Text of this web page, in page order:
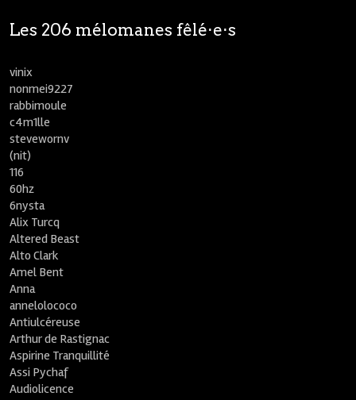
Les 206 mélomanes fêlé⋅e⋅s
vinix
nonmei9227
rabbimoule
c4m1lle
stevewornv
(nit)
116
60hz
6nysta
Alix Turcq
Altered Beast
Alto Clark
Amel Bent
Anna
annelolococo
Antiulcéreuse
Arthur de Rastignac
Aspirine Tranquillité
Assi Pychaf
Audiolicence